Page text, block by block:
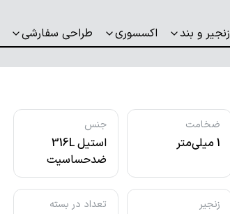
زنجیر و بند اکسسوری طراحی سفارشی
ضخامت
1 میلی‌متر
جنس
استیل 316L
ضدحساسیت
زنجیر تعداد در بسته